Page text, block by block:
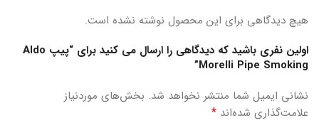
هیچ دیدگاهی برای این محصول نوشته نشده است.
اولین نفری باشید که دیدگاهی را ارسال می کنید برای “پیپ Aldo
Morelli Pipe Smoking”
نشانی ایمیل شما منتشر نخواهد شد. بخش‌های موردنیاز
علامت‌گذاری شده‌اند *